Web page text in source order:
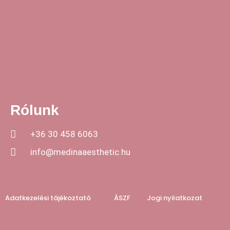
Rólunk
+36 30 458 6063
info@medinaaesthetic.hu
Adatkezelési tájékoztató ÁSZF Jogi nyilatkozat